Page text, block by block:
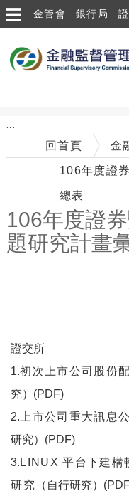
跳到主要內容區塊
金管會 銀行局
:::
回首頁 金
106年度證
總表
106年度證
題研究計畫
證交所
1.初次上市公司股份
究）(PDF)
2. 上市公司重大訊息
研究）(PDF)
3. LINUX 平台下建構
研究
（自行研究）